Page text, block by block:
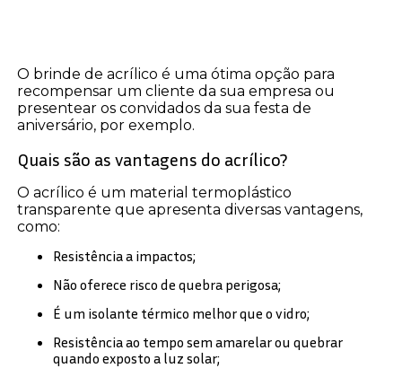
O brinde de acrílico é uma ótima opção para
recompensar um cliente da sua empresa ou
presentear os convidados da sua festa de
aniversário, por exemplo.
Quais são as vantagens do acrílico?
O acrílico é um material termoplástico
transparente que apresenta diversas vantagens,
como:
Resistência a impactos;
Não oferece risco de quebra perigosa;
É um isolante térmico melhor que o vidro;
Resistência ao tempo sem amarelar ou quebrar
quando exposto a luz solar;